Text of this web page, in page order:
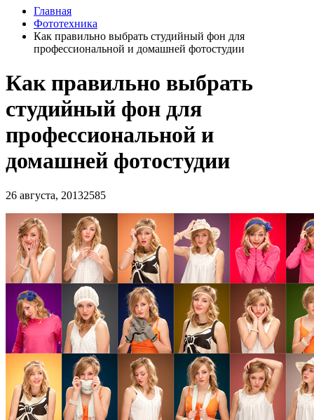
Главная
Фототехника
Как правильно выбрать студийный фон для
профессиональной и домашней фотостудии
Как правильно выбрать
студийный фон для
профессиональной и
домашней фотостудии
26 августа, 20132585